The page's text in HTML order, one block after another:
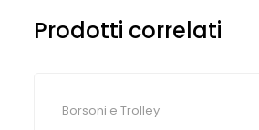
Prodotti correlati
Borsoni e Trolley